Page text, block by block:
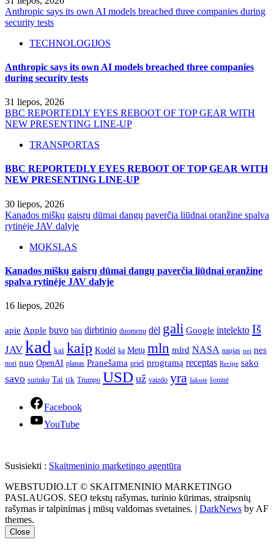
Anthropic says its own AI models breached three companies during
security tests
TECHNOLOGIJOS
Anthropic says its own AI models breached three companies
during security tests
31 liepos, 2026
BBC REPORTEDLY EYES REBOOT OF TOP GEAR WITH
NEW PRESENTING LINE-UP
TRANSPORTAS
BBC REPORTEDLY EYES REBOOT OF TOP GEAR WITH
NEW PRESENTING LINE-UP
30 liepos, 2026
Kanados miškų gaisrų dūmai dangų paverčia liūdnai oranžine spalva
rytinėje JAV dalyje
MOKSLAS
Kanados miškų gaisrų dūmai dangų paverčia liūdnai oranžine
spalva rytinėje JAV dalyje
16 liepos, 2026
apie Apple buvo būti dirbtinio duomenų dėl gali Google intelekto Iš
JAV kad kai kaip Kodėl ką Metų mln mlrd NASA naujas nei nes
nori nuo OpenAI planas Pranešama prieš programą receptas Recipe sako
savo surinko Tai tik Trumpo USD už vaizdo yra šakutė šoninė
Facebook
YouTube
Susisiekti : Skaitmeninio marketingo agentūra
WEBSTUDIO.LT © SKAITMENINIO MARKETINGO
PASLAUGOS. SEO tekstų rašymas, turinio kūrimas, straipsnių
rašymas ir talpinimas į mūsų valdomas svetaines. | DarkNews by AF
themes.
Close